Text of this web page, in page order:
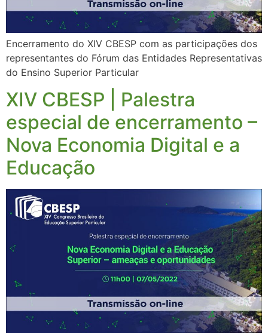
Encerramento do XIV CBESP com as participações dos
representantes do Fórum das Entidades Representativas
do Ensino Superior Particular
XIV CBESP | Palestra
especial de encerramento –
Nova Economia Digital e a
Educação